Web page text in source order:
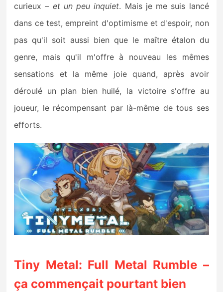
curieux – et un peu inquiet. Mais je me suis lancé
dans ce test, empreint d'optimisme et d'espoir, non
pas qu'il soit aussi bien que le maître étalon du
genre, mais qu'il m'offre à nouveau les mêmes
sensations et la même joie quand, après avoir
déroulé un plan bien huilé, la victoire s'offre au
joueur, le récompensant par là-même de tous ses
efforts.
Tiny Metal: Full Metal Rumble –
ça commençait pourtant bien